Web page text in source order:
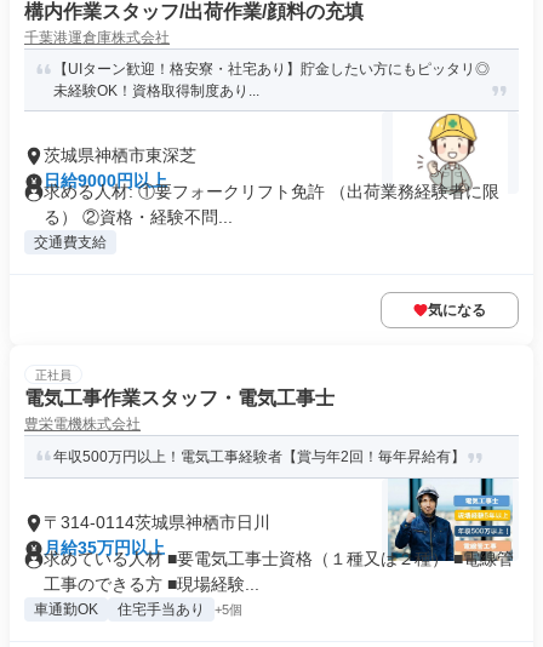
構内作業スタッフ/出荷作業/顔料の充填
千葉港運倉庫株式会社
【UIターン歓迎！格安寮・社宅あり】貯金したい方にもピッタリ◎
未経験OK！資格取得制度あり...
茨城県神栖市東深芝
日給9000円以上
求める人材: ①要フォークリフト免許 （出荷業務経験者に限
る） ②資格・経験不問...
交通費支給
気になる
正社員
電気工事作業スタッフ・電気工事士
豊栄電機株式会社
年収500万円以上！電気工事経験者【賞与年2回！毎年昇給有】
〒314-0114茨城県神栖市日川
月給35万円以上
求めている人材 ■要電気工事士資格（１種又は２種） ■電線管
工事のできる方 ■現場経験...
車通勤OK 住宅手当あり +5個